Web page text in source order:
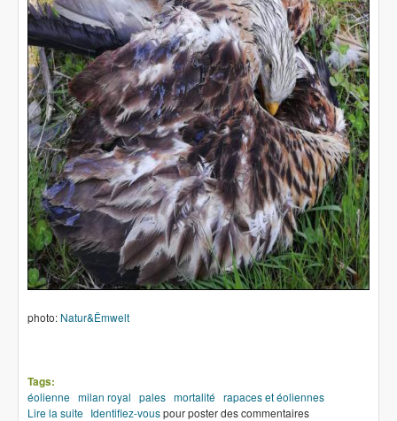
photo: Natur&Ëmwelt
Tags:
éolienne milan royal pales mortalité rapaces et éoliennes
Lire la suite de Milan tué, éolienne arrêtée au Luxembourg
Identifiez-vouspour poster des commentaires